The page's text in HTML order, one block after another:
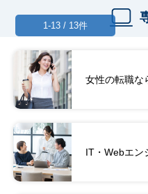
女性の転職な
IT・Webエン
1-13 / 13件